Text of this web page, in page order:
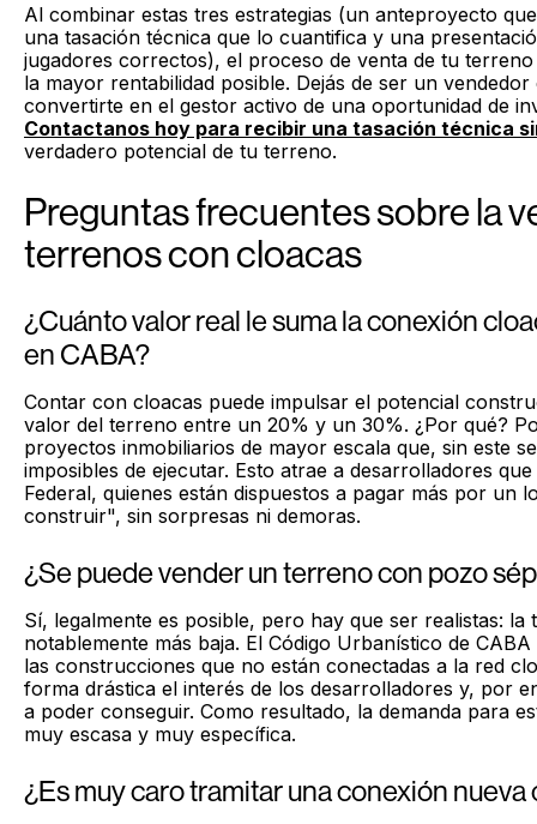
Al combinar estas tres estrategias (un anteproyecto
una tasación técnica que lo cuantifica y una
jugadores correctos), el proceso de venta de tu terreno
la mayor rentabilidad posible. Dejás de ser un
convertirte en el gestor activo de una oportunidad de
Contactanos hoy para recibir una tasación técnica
verdadero potencial de tu terreno.
Preguntas frecuentes sobre la
terrenos con cloacas
¿Cuánto valor real le suma la conexión
en CABA?
Contar con cloacas puede impulsar el potencial
valor del terreno entre un 20% y un 30%. ¿Por qué?
proyectos inmobiliarios de mayor escala que, sin este
imposibles de ejecutar. Esto atrae a desarrolladores
Federal, quienes están dispuestos a pagar más por un
construir", sin sorpresas ni demoras.
¿Se puede vender un terreno con pozo
Sí, legalmente es posible, pero hay que ser realistas: la
notablemente más baja. El Código Urbanístico de
las construcciones que no están conectadas a la red
forma drástica el interés de los desarrolladores y, por
a poder conseguir. Como resultado, la demanda para
muy escasa y muy específica.
¿Es muy caro tramitar una conexión nueva